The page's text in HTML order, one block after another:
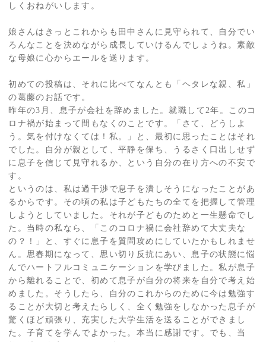
しくおねがいします。
娘さんはきっとこれからも田中さんに見守られて、自分でい
ろんなことを決めながら成長していけるんでしょうね。素敵
な母娘に心からエールを送ります。
初めての投稿は、それに比べてなんとも「ヘタレな親、私」
の葛藤のお話です。
昨年の3月、息子が会社を辞めました。就職して2年。このコ
ロナ禍が始まって間もなくのことです。「さて、どうしよ
う。気を付けなくては！私。」と、最初に思ったことはそれ
でした。自分が親として、平静を保ち、うるさく口出しせず
に息子を信じて見守れるか、という自分の在り方への不安で
す。
というのは、私は過干渉で息子を潰しそうになったことがあ
るからです。その頃の私は子どもたちの全てを把握して管理
しようとしていました。それが子どものためと一生懸命でし
た。当時の私なら、「このコロナ禍に会社辞めて大丈夫な
の？！」と、すぐに息子を質問攻めにしていたかもしれませ
ん。思春期になって、思い切り反抗にあい、息子の状態に悩
んでハートフルコミュニケーションを学びました。私が息子
から離れることで、初めて息子が自分の将来を自分で考え始
めました。そうしたら、自分のこれからのために今は勉強す
ることが大切と考えたらしく、全く勉強をしなかった息子が
驚くほど頑張り、充実した大学生活を送ることができまし
た。子育てを学んでよかった。本当に感謝です。でも、当